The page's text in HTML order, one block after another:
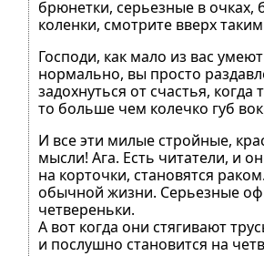
брюнетки, серьезные в очках,
коленки, смотрите вверх
Господи, как мало из вас
нормально, вы просто
задохнуться от счастья,
то больше чем колечко губ
И все эти милые стройные,
мысли! Ага. Есть читатели, и
на корточки, становятся
обычной жизни. Серьезные
четвереньки.
А вот когда они стягивают
и послушно становится на